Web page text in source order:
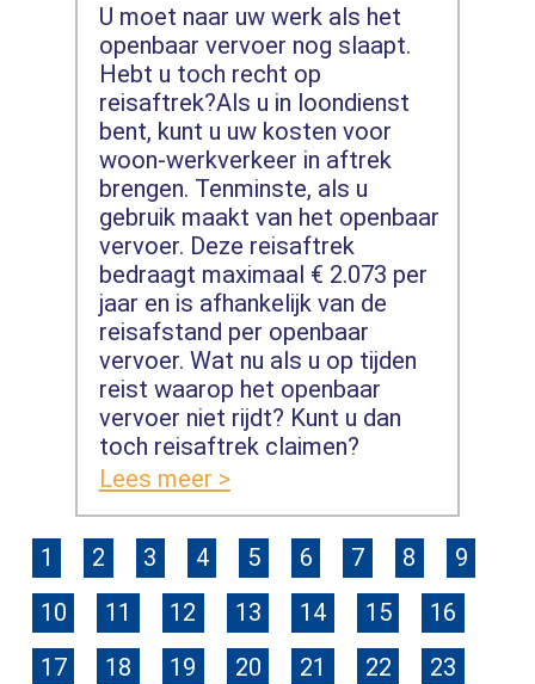
U moet naar uw werk als het
openbaar vervoer nog slaapt.
Hebt u toch recht op
reisaftrek?Als u in loondienst
bent, kunt u uw kosten voor
woon-werkverkeer in aftrek
brengen. Tenminste, als u
gebruik maakt van het openbaar
vervoer. Deze reisaftrek
bedraagt maximaal € 2.073 per
jaar en is afhankelijk van de
reisafstand per openbaar
vervoer. Wat nu als u op tijden
reist waarop het openbaar
vervoer niet rijdt? Kunt u dan
toch reisaftrek claimen?
Lees meer >
1 2 3 4 5 6 7 8
9
10
11 12 13 14 15
16
17
18 19 20 21 22
23